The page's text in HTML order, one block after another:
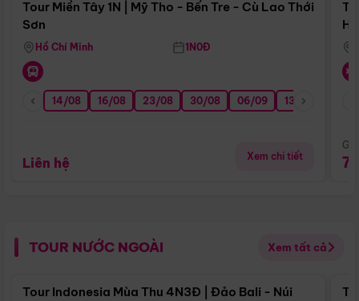
Tour Miền Tây 1N | Mỹ Tho - Bến Tre - Cù Lao Thới
Sơn
Hồ Chí Minh 1N0Đ
14/08 16/08 23/08 30/08 06/09 13/09
Liên hệ Xem chi tiết
TOUR NƯỚC NGOÀI Xem tất cả
Điểm nổi bật
Tour Indonesia Mùa Thu 4N3Đ | Đảo Bali - Núi